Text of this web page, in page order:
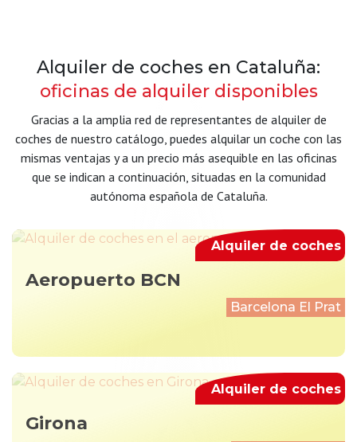
Alquiler de coches en Cataluña:
oficinas de alquiler disponibles
Gracias a la amplia red de representantes de alquiler de
coches de nuestro catálogo, puedes alquilar un coche con las
mismas ventajas y a un precio más asequible en las oficinas
que se indican a continuación, situadas en la comunidad
autónoma española de Cataluña.
Aeropuerto BCN
Barcelona El Prat
Alquiler de coches
Girona
Alquiler de coches